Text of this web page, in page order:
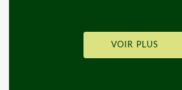
VOIR PLUS